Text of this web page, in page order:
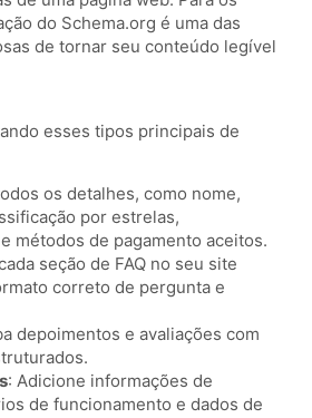
do Schema.org é uma das
de tornar seu conteúdo legível
esses tipos principais de
os detalhes, como nome,
por estrelas,
métodos de pagamento aceitos.
seção de FAQ no seu site
correto de pergunta e
depoimentos e avaliações com
: Adicione informações de
de funcionamento e dados de